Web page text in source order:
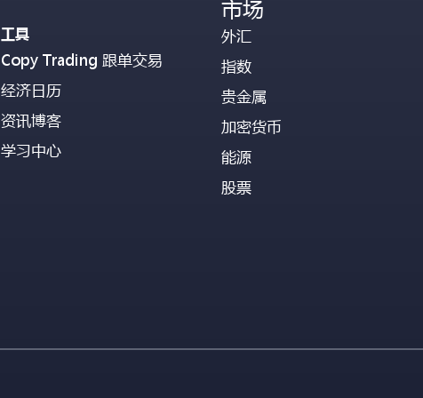
工具
Copy Trading 跟单交易
经济日历
资讯博客
学习中心
市场
外汇
指数
贵金属
加密货币
能源
股票